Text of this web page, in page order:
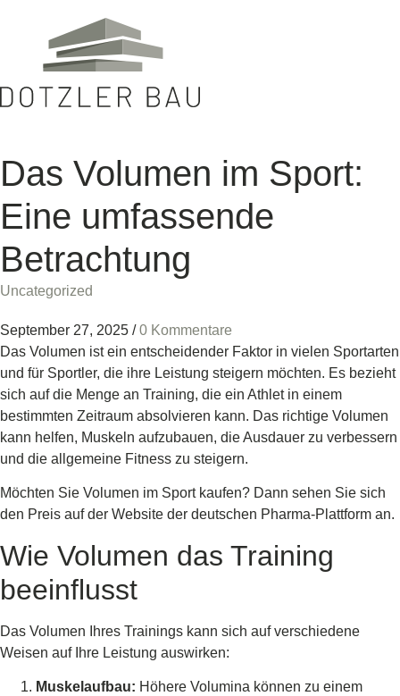
Das Volumen im Sport:
Eine umfassende
Betrachtung
Uncategorized
September 27, 2025 / 0 Kommentare
Das Volumen ist ein entscheidender Faktor in vielen Sportarten
und für Sportler, die ihre Leistung steigern möchten. Es bezieht
sich auf die Menge an Training, die ein Athlet in einem
bestimmten Zeitraum absolvieren kann. Das richtige Volumen
kann helfen, Muskeln aufzubauen, die Ausdauer zu verbessern
und die allgemeine Fitness zu steigern.
Möchten Sie Volumen im Sport kaufen? Dann sehen Sie sich
den Preis auf der Website der deutschen Pharma-Plattform an.
Wie Volumen das Training
beeinflusst
Das Volumen Ihres Trainings kann sich auf verschiedene
Weisen auf Ihre Leistung auswirken:
Muskelaufbau: Höhere Volumina können zu einem